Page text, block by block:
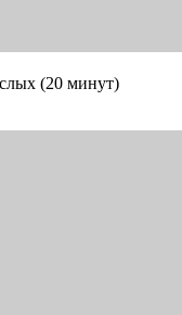
(20 минут)